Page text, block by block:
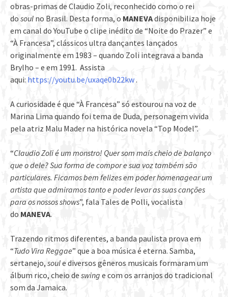
obras-primas de Claudio Zoli, reconhecido como o rei
do soul no Brasil. Desta forma, o MANEVAdisponibiliza hoje
em canal do YouTube o clipe inédito de “Noite do Prazer” e
“À Francesa”, clássicos ultra dançantes lançados
originalmente em 1983 – quando Zoli integrava a banda
Brylho – e em 1991. Assista
aqui: https://youtu.be/uxaqe0b22kw.
A curiosidade é que “À Francesa” só estourou na voz de
Marina Lima quando foi tema de Duda, personagem vivida
pela atriz Malu Mader na histórica novela “Top Model”.
“Claudio Zoli é um monstro! Quer som mais cheio de balanço
que o dele? Sua forma de compor e sua voz também são
particulares. Ficamos bem felizes em poder homenagear um
artista que admiramos tanto e poder levar as suas canções
para os nossos shows”, fala Tales de Polli, vocalista
do MANEVA.
Trazendo ritmos diferentes, a banda paulista prova em
“Tudo Vira Reggae” que a boa música é eterna. Samba,
sertanejo, soule diversos gêneros musicais formaram um
álbum rico, cheio deswing e com os arranjos do tradicional
som da Jamaica.